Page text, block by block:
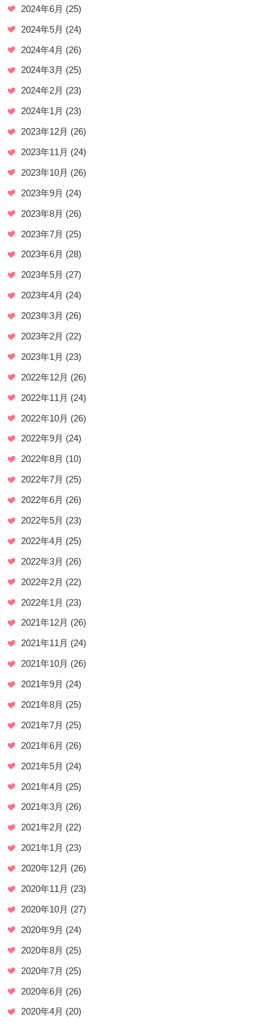
2024年6月 (25)
2024年5月 (24)
2024年4月 (26)
2024年3月 (25)
2024年2月 (23)
2024年1月 (23)
2023年12月 (26)
2023年11月 (24)
2023年10月 (26)
2023年9月 (24)
2023年8月 (26)
2023年7月 (25)
2023年6月 (28)
2023年5月 (27)
2023年4月 (24)
2023年3月 (26)
2023年2月 (22)
2023年1月 (23)
2022年12月 (26)
2022年11月 (24)
2022年10月 (26)
2022年9月 (24)
2022年8月 (10)
2022年7月 (25)
2022年6月 (26)
2022年5月 (23)
2022年4月 (25)
2022年3月 (26)
2022年2月 (22)
2022年1月 (23)
2021年12月 (26)
2021年11月 (24)
2021年10月 (26)
2021年9月 (24)
2021年8月 (25)
2021年7月 (25)
2021年6月 (26)
2021年5月 (24)
2021年4月 (25)
2021年3月 (26)
2021年2月 (22)
2021年1月 (23)
2020年12月 (26)
2020年11月 (23)
2020年10月 (27)
2020年9月 (24)
2020年8月 (25)
2020年7月 (25)
2020年6月 (26)
2020年4月 (20)